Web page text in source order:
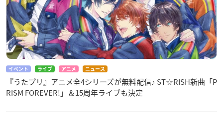
イベント ライブ アニメ ニュース
『うたプリ』アニメ全4シリーズが無料配信♪ ST☆RISH新曲「P
RISM FOREVER!」＆15周年ライブも決定